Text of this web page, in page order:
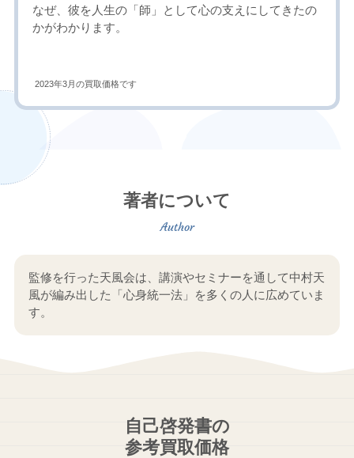
なぜ、彼を人生の「師」として心の支えにしてきたの
かがわかります。
2023年3月の買取価格です
著者について
監修を行った天風会は、講演やセミナーを通して中村天
風が編み出した「心身統一法」を多くの人に広めていま
す。
自己啓発書の
参考買取価格